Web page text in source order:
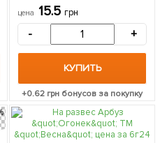
цена 15.5 грн
- +
КУПИТЬ
+0.62 грн бонусов за покупку